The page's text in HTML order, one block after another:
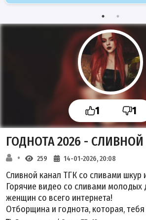
1 1
ГОДНОТА 2026 - СЛИВНОЙ
259 14-01-2026, 20:08
Сливной канал ТГК со сливами
Горячие видео со сливами молодых
женщин со всего интернета!
Отборщина и годнота, которая,